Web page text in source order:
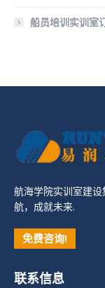
船员培训实训室
航海学院实训室建
航，成就未来.
免费咨询!
联系信息